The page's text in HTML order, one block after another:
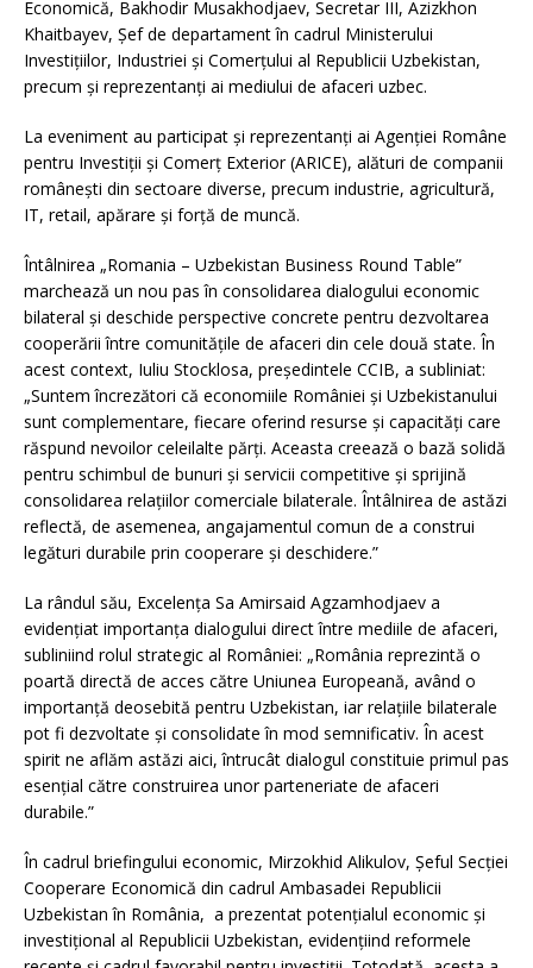
Economică, Bakhodir Musakhodjaev, Secretar III, Azizkhon
Khaitbayev, Șef de departament în cadrul Ministerului
Investițiilor, Industriei și Comerțului al Republicii Uzbekistan,
precum și reprezentanți ai mediului de afaceri uzbec.
La eveniment au participat și reprezentanți ai Agenției Române
pentru Investiții și Comerț Exterior (ARICE), alături de companii
românești din sectoare diverse, precum industrie, agricultură,
IT, retail, apărare și forță de muncă.
Întâlnirea „Romania – Uzbekistan Business Round Table”
marchează un nou pas în consolidarea dialogului economic
bilateral și deschide perspective concrete pentru dezvoltarea
cooperării între comunitățile de afaceri din cele două state. În
acest context, Iuliu Stocklosa, președintele CCIB, a subliniat:
„Suntem încrezători că economiile României și Uzbekistanului
sunt complementare, fiecare oferind resurse și capacități care
răspund nevoilor celeilalte părți. Aceasta creează o bază solidă
pentru schimbul de bunuri și servicii competitive și sprijină
consolidarea relațiilor comerciale bilaterale. Întâlnirea de astăzi
reflectă, de asemenea, angajamentul comun de a construi
legături durabile prin cooperare și deschidere.”
La rândul său, Excelența Sa Amirsaid Agzamhodjaev a
evidențiat importanța dialogului direct între mediile de afaceri,
subliniind rolul strategic al României: „România reprezintă o
poartă directă de acces către Uniunea Europeană, având o
importanță deosebită pentru Uzbekistan, iar relațiile bilaterale
pot fi dezvoltate și consolidate în mod semnificativ. În acest
spirit ne aflăm astăzi aici, întrucât dialogul constituie primul pas
esențial către construirea unor parteneriate de afaceri
durabile.”
În cadrul briefingului economic, Mirzokhid Alikulov, Șeful Secției
Cooperare Economică din cadrul Ambasadei Republicii
Uzbekistan în România, a prezentat potențialul economic și
investițional al Republicii Uzbekistan, evidențiind reformele